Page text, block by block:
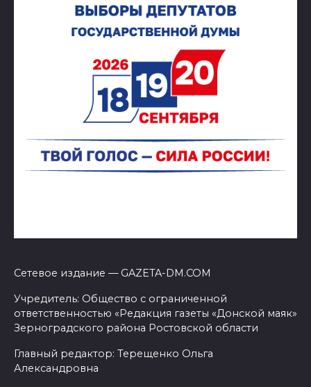
Сетевое издание — GAZETA-DM.COM
Учредитель: Общество с ограниченной
ответственностью «Редакция газеты «Донской маяк»
Зерноградского района Ростовской области
Главный редактор: Терещенко Ольга
Александровна